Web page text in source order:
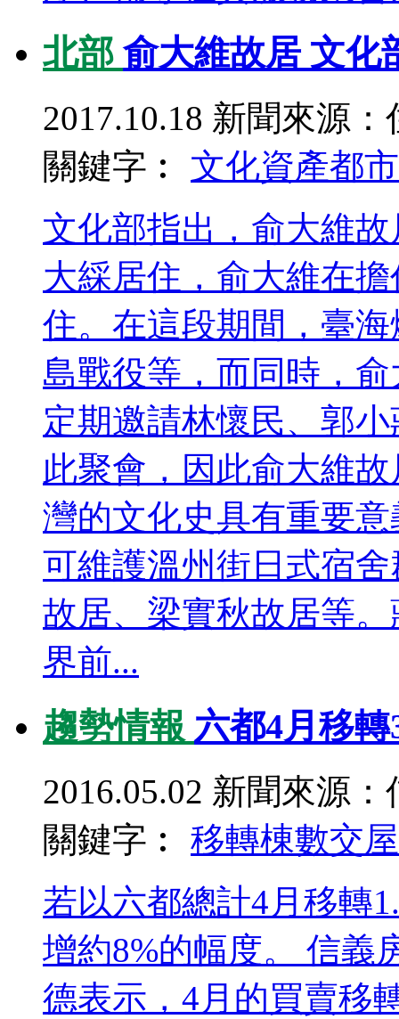
北部俞大維故居 文化
2017.10.18 新聞來源：
關鍵字︰ 文化資產都
文化部指出，俞大維
大綵居住，俞大維在
住。在這段期間，臺
島戰役等，而同時，
定期邀請林懷民、郭
此聚會，因此俞大維
灣的文化史具有重要
可維護溫州街日式宿
故居、梁實秋故居等
界前...
趨勢情報 六都4月移
2016.05.02 新聞來源：
關鍵字︰ 移轉棟數交屋
若以六都總計4月移轉
增約8%的幅度。 信義
德表示，4月的買賣移